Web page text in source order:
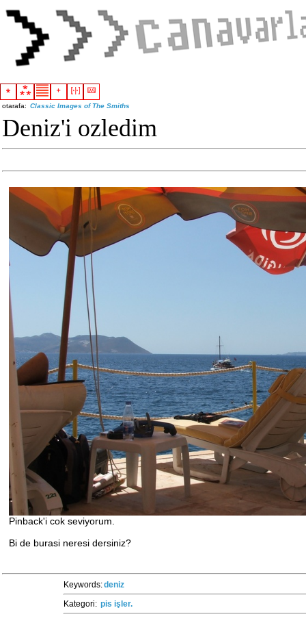
otarafa: Classic Images of The Smiths
Deniz'i ozledim
Pinback'i cok seviyorum.
Bi de burasi neresi dersiniz?
Keywords:deniz
Kategori: pis işler.